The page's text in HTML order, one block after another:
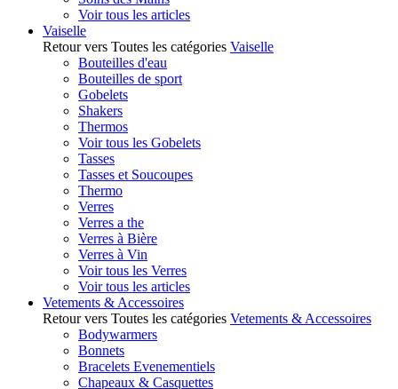
Voir tous les articles
Vaiselle
Retour vers Toutes les catégories Vaiselle
Bouteilles d'eau
Bouteilles de sport
Gobelets
Shakers
Thermos
Voir tous les Gobelets
Tasses
Tasses et Soucoupes
Thermo
Verres
Verres a the
Verres à Bière
Verres à Vin
Voir tous les Verres
Voir tous les articles
Vetements & Accessoires
Retour vers Toutes les catégories Vetements & Accessoires
Bodywarmers
Bonnets
Bracelets Evenementiels
Chapeaux & Casquettes